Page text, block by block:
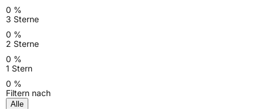
0 %
3 Sterne
0 %
2 Sterne
0 %
1 Stern
0 %
Filtern nach
Alle